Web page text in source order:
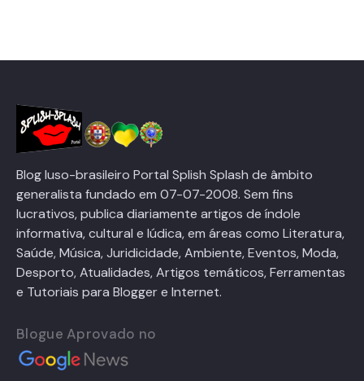
Blog luso-brasileiro Portal Splish Splash de âmbito
generalista fundado em 07-07-2008. Sem fins
lucrativos, publica diariamente artigos de índole
informativa, cultural e lúdica, em áreas como Literatura,
Saúde, Música, Juridicidade, Ambiente, Eventos, Moda,
Desporto, Atualidades, Artigos temáticos, Ferramentas
e Tutoriais para Blogger e Internet.
Blogue Aprovado no